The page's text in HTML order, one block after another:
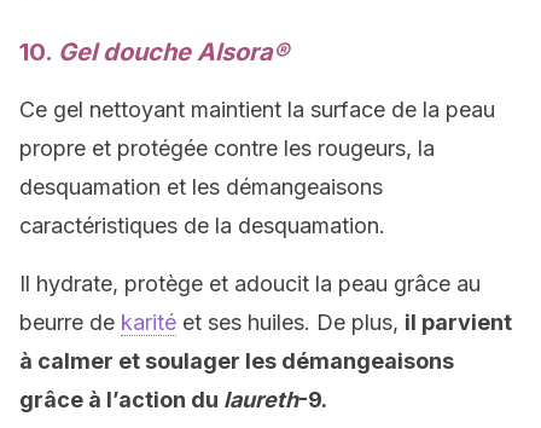
10. Gel douche Alsora®
Ce gel nettoyant maintient la surface de la peau
propre et protégée contre les rougeurs, la
desquamation et les démangeaisons
caractéristiques de la desquamation.
Il hydrate, protège et adoucit la peau grâce au
beurre de karité et ses huiles. De plus, il parvient
à calmer et soulager les démangeaisons
grâce à l’action du laureth-9.